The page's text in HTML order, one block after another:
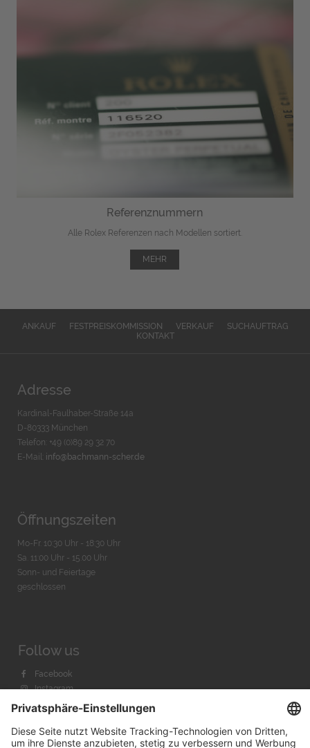
Referenznummern
Alle Rolex Referenzen nach Modellen sortiert.
MEHR
ANKAUF FESTPREISKOMMISSION VERKAUF
SUCHAUFTRAG
KONTAKT
Adresse
Kardinal-Faulhaber-Straße 14a
D-80333 München
Telefon: +49 (0)89 29 32 70
E-Mail: info@bachmann-scher.de
Öffnungszeiten
Mo-Fr. 10:30 Uhr - 18:30 Uhr
Sa. 11:00 Uhr - 15.00 Uhr
Sonn- und Feiertage
geschlossen
Follow us
Facebook
Instagram
Youtube